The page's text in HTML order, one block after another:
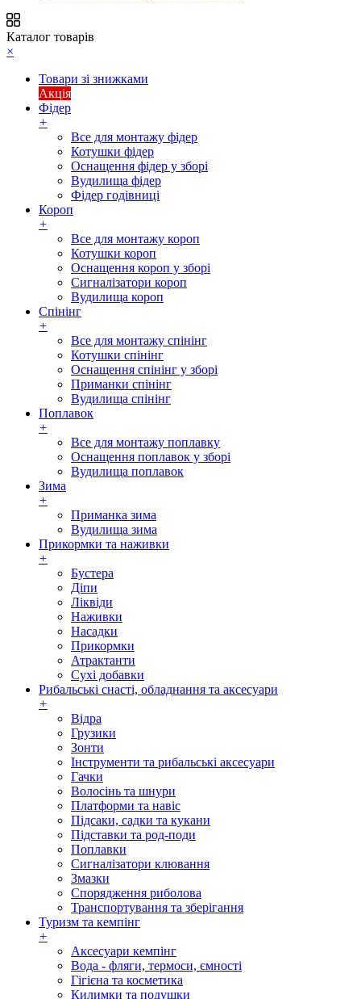
Каталог товарів
×
Товари зі знижками
Акція
Фідер
+
Все для монтажу фідер
Котушки фідер
Оснащення фідер у зборі
Вудилища фідер
Фідер годівниці
Короп
+
Все для монтажу короп
Котушки короп
Оснащення короп у зборі
Сигналізатори короп
Вудилища короп
Спінінг
+
Все для монтажу спінінг
Котушки спінінг
Оснащення спінінг у зборі
Приманки спінінг
Вудилища спінінг
Поплавок
+
Все для монтажу поплавку
Оснащення поплавок у зборі
Вудилища поплавок
Зима
+
Приманка зима
Вудилища зима
Прикормки та наживки
+
Бустера
Діпи
Ліквіди
Наживки
Насадки
Прикормки
Атрактанти
Сухі добавки
Рибальські снасті, обладнання та аксесуари
+
Відра
Грузики
Зонти
Інструменти та рибальські аксесуари
Гачки
Волосінь та шнури
Платформи та навіс
Підсаки, садки та кукани
Підставки та род-поди
Поплавки
Сигналізатори клювання
Змазки
Спорядження риболова
Транспортування та зберігання
Туризм та кемпінг
+
Аксесуари кемпінг
Вода - фляги, термоси, ємності
Гігієна та косметика
Килимки та подушки